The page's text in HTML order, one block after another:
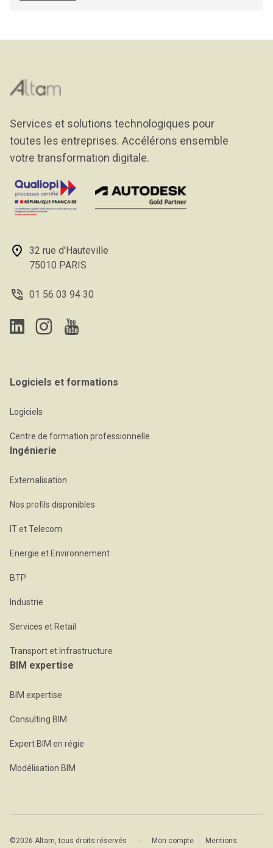
Services et solutions technologiques pour
toutes les entreprises. Accélérons ensemble
votre transformation digitale.
32 rue d'Hauteville
75010 PARIS
01 56 03 94 30
Logiciels et formations
Logiciels
Centre de formation professionnelle
Ingénierie
Externalisation
Nos profils disponibles
IT et Telecom
Energie et Environnement
BTP
Industrie
Services et Retail
Transport et Infrastructure
BIM expertise
BIM expertise
Consulting BIM
Expert BIM en régie
Modélisation BIM
©2026 Altam, tous droits réservés - Mon compte Mentions